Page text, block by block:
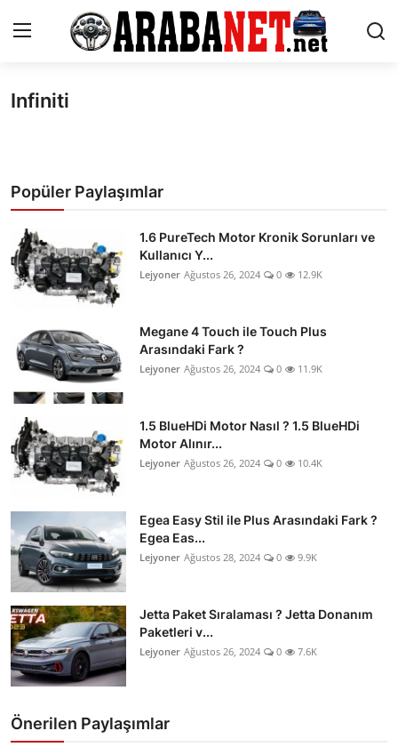
Giriş yapmak
İletişim
Araba Markaları
Paketler
Karşılaştırmalar
Kronik Sorunlar
Bakım & Arıza Çözümleri
İkinci El & Ekspertiz
Muayene & Emisyon
Trafik Cezaları & Mevzuat
Ehliyet & Ruhsat İşlemleri
Sigorta & Kasko
Yakıt, LPG & Elektrikli
Infiniti
Popüler Paylaşımlar
1.6 PureTech Motor Kronik Sorunları ve
Kullanıcı Y...
Lejyoner Ağustos 26, 2024 0 12.9K
Megane 4 Touch ile Touch Plus
Arasındaki Fark ?
Lejyoner Ağustos 26, 2024 0 11.9K
1.5 BlueHDi Motor Nasıl ? 1.5 BlueHDi
Motor Alınır...
Lejyoner Ağustos 26, 2024 0 10.4K
Egea Easy Stil ile Plus Arasındaki Fark ?
Egea Eas...
Lejyoner Ağustos 28, 2024 0 9.9K
Jetta Paket Sıralaması ? Jetta Donanım
Paketleri v...
Lejyoner Ağustos 26, 2024 0 7.6K
Önerilen Paylaşımlar